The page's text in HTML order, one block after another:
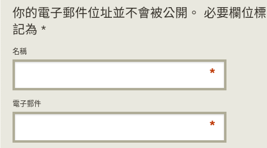
你的電子郵件位址並不會被公開。 必要欄位標
記為 *
名稱
*
電子郵件
*